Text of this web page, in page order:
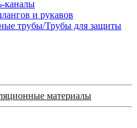
каналы
и рукавов
трубы/Трубы для защиты
материалы